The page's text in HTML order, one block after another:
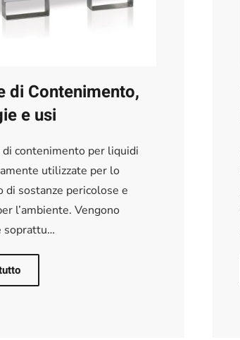
di Contenimento,
e usi
di contenimento per liquidi
utilizzate per lo
di sostanze pericolose e
l’ambiente. Vengono
soprattu…